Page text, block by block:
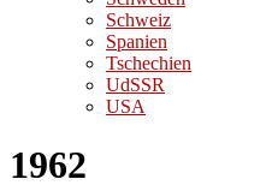
Schweiz
Spanien
Tschechien
UdSSR
USA
1962